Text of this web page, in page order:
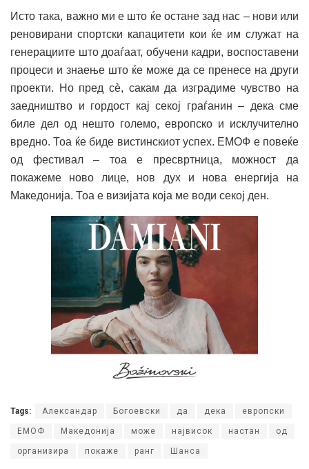
Исто така, важно ми е што ќе остане зад нас – нови или
реновирани спортски капацитети кои ќе им служат на
генерациите што доаѓаат, обучени кадри, воспоставени
процеси и знаење што ќе може да се пренесе на други
проекти. Но пред сѐ, сакам да изградиме чувство на
заедништво и гордост кај секој граѓанин – дека сме
биле дел од нешто големо, европско и исклучително
вредно. Тоа ќе биде вистинскиот успех. ЕМОФ е повеќе
од фестивал – тоа е пресвртница, можност да
покажеме ново лице, нов дух и нова енергија на
Македонија. Тоа е визијата која ме води секој ден.
Tags: Александар Богоевски да дека европски
ЕМОФ Македонија може највисок настан од
организира покаже ранг Шанса